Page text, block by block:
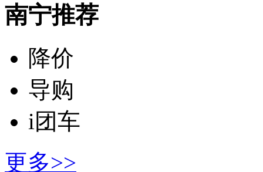
南宁推荐
降价
导购
i团车
更多>>